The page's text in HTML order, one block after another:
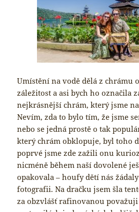
Umístění na vodě dělá z chrámu
záležitost a asi bych ho označila
nejkrásnější chrám, který jsme
Nevím, zda to bylo tím, že jsme
nebo se jedná prostě o tak
který chrám obklopuje, byl toho
poprvé jsme zde zažili onu
nicméně během naší dovolené
opakovala – houfy dětí nás
fotografii. Na dračku jsem šla
za obzvlášť rafinovanou